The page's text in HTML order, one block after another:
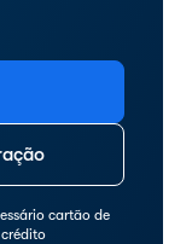
cartão de
crédito